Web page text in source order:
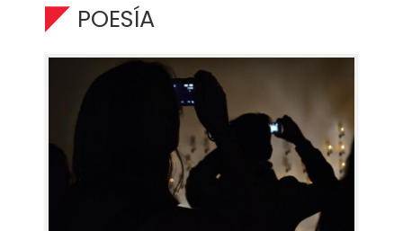
POESÍA